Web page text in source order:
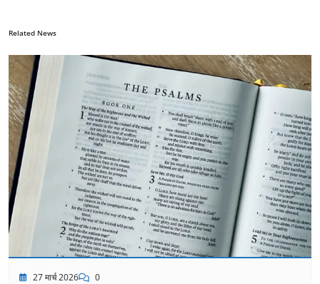
Related News
27 मार्च 2026 0